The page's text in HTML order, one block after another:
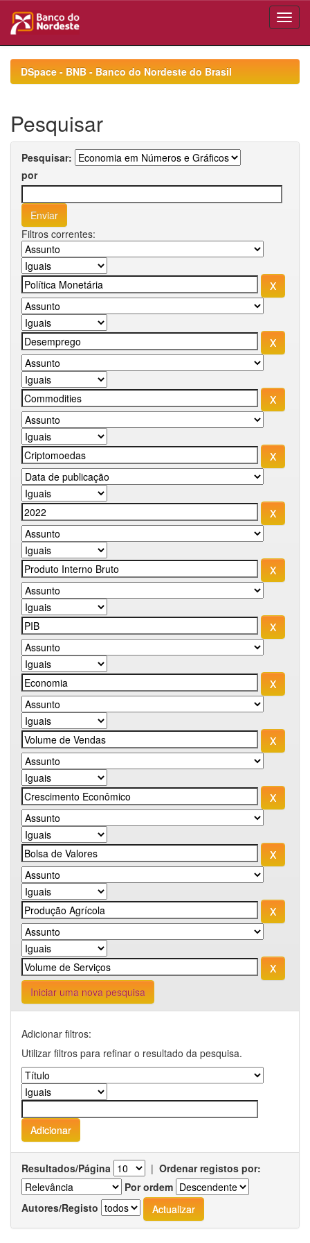
navigationDSpace - BNB - Banco do Nordeste do Brasil
Pesquisar
Pesquisar:
por
Filtros correntes:
Iniciar uma nova pesquisa
Adicionar filtros:
Utilizar filtros para refinar o resultado da pesquisa.
Resultados/Página | Ordenar registos por:
Por ordem
Autores/Registo